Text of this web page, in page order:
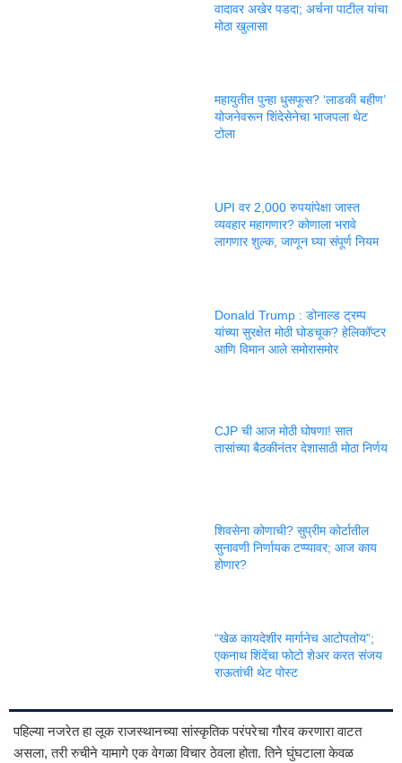
वादावर अखेर पडदा; अर्चना पाटील यांचा
मोठा खुलासा
महायुतीत पुन्हा धुसफूस? ‘लाडकी बहीण’
योजनेवरून शिंदेसेनेचा भाजपला थेट
टोला
UPI वर 2,000 रुपयांपेक्षा जास्त
व्यवहार महागणार? कोणाला भरावे
लागणार शुल्क, जाणून घ्या संपूर्ण नियम
Donald Trump : डोनाल्ड ट्रम्प
यांच्या सुरक्षेत मोठी घोडचूक? हेलिकॉप्टर
आणि विमान आले समोरासमोर
CJP ची आज मोठी घोषणा! सात
तासांच्या बैठकीनंतर देशासाठी मोठा निर्णय
शिवसेना कोणाची? सुप्रीम कोर्टातील
सुनावणी निर्णायक टप्प्यावर; आज काय
होणार?
“खेळ कायदेशीर मार्गानेच आटोपतोय”;
एकनाथ शिंदेंचा फोटो शेअर करत संजय
राऊतांची थेट पोस्ट
पहिल्या नजरेत हा लूक राजस्थानच्या सांस्कृतिक परंपरेचा गौरव करणारा वाटत
असला, तरी रुचीने यामागे एक वेगळा विचार ठेवला होता. तिने घुंघटाला केवळ